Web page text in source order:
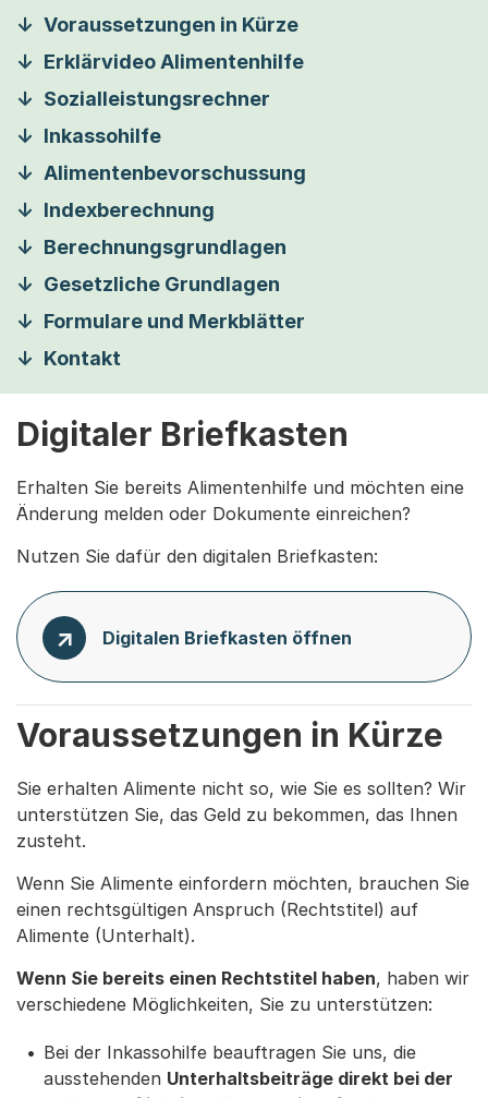
Voraussetzungen in Kürze
Erklärvideo Alimentenhilfe
Sozialleistungsrechner
Inkassohilfe
Alimentenbevorschussung
Indexberechnung
Berechnungsgrundlagen
Gesetzliche Grundlagen
Formulare und Merkblätter
Kontakt
Digitaler Briefkasten
Erhalten Sie bereits Alimentenhilfe und möchten eine
Änderung melden oder Dokumente einreichen?
Nutzen Sie dafür den digitalen Briefkasten:
Digitalen Briefkasten öffnen
Voraussetzungen in Kürze
Sie erhalten Alimente nicht so, wie Sie es sollten? Wir
unterstützen Sie, das Geld zu bekommen, das Ihnen
zusteht.
Wenn Sie Alimente einfordern möchten, brauchen Sie
einen rechtsgültigen Anspruch (Rechtstitel) auf
Alimente (Unterhalt).
Wenn Sie bereits einen Rechtstitel haben, haben wir
verschiedene Möglichkeiten, Sie zu unterstützen:
Bei der Inkassohilfe beauftragen Sie uns, die
ausstehenden Unterhaltsbeiträge direkt bei der